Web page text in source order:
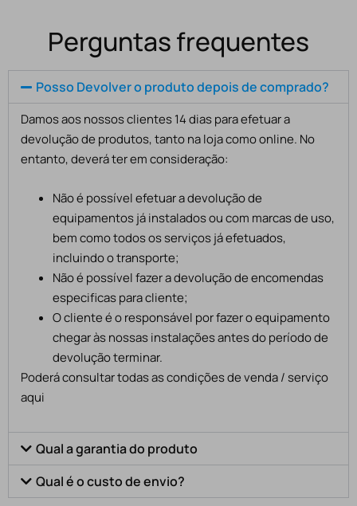
Perguntas frequentes
Posso Devolver o produto depois de comprado?
Damos aos nossos clientes 14 dias para efetuar a
devolução de produtos, tanto na loja como online. No
entanto, deverá ter em consideração:
Não é possível efetuar a devolução de
equipamentos já instalados ou com marcas de uso,
bem como todos os serviços já efetuados,
incluindo o transporte;
Não é possível fazer a devolução de encomendas
especificas para cliente;
O cliente é o responsável por fazer o equipamento
chegar às nossas instalações antes do período de
devolução terminar.
Poderá consultar todas as condições de venda / serviço
aqui
Qual a garantia do produto
Qual é o custo de envio?